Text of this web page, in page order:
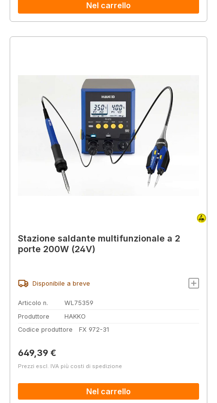
Nel carrello
Stazione saldante multifunzionale a 2
porte 200W (24V)
Disponibile a breve
Articolo n.
WL75359
Produttore
HAKKO
Codice produttore
FX 972-31
Prezzo normale:
649,39 €
Prezzi escl. IVA più costi di spedizione
Nel carrello